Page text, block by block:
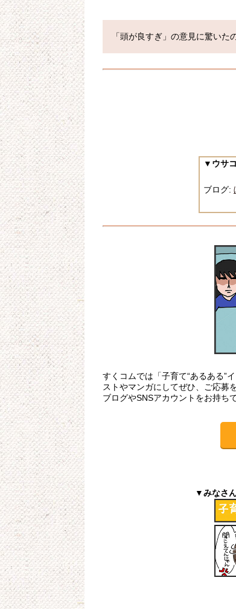
「頭が良すぎ」の意見に驚い
▼ウサ
ブログ:
すくコムでは「子育て“あるある”
ストやマンガにしてぜひ、ご応募
ブログやSNSアカウントをお持ち
▼みなさ